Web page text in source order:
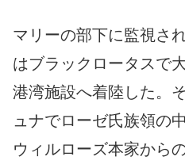
マリーの部下に監視さ
はブラックロータスで
港湾施設へ着陸した。
ュナでローゼ氏族領の
ウィルローズ本家から